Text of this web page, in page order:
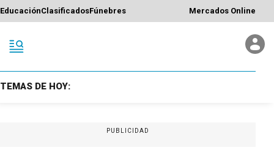
EducaciónClasificadosFúnebres Mercados Online
TEMAS DE HOY:
PUBLICIDAD